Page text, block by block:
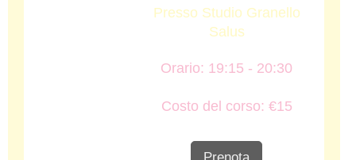
Presso Studio Granello
Salus
Orario: 19:15 - 20:30
Costo del corso: €15
Prenota